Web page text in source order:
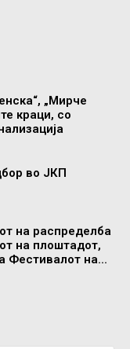
„Мирче
краци, со
во ЈКП
на распределба
на плоштадот,
Фестивалот на...